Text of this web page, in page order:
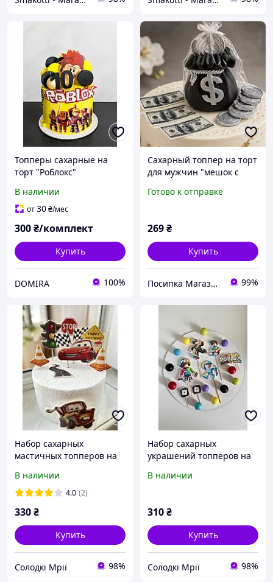
Топперы сахарные на
торт "Роблокс"
В наличии
от30₴/мес
300₴/комплект
Купить
DOMIRA 100%
Сахарный топпер на торт
для мужчин "мешок с
Готово к отправке
269₴
Купить
Посипка Магазин декору тортиків 99%
Набор сахарных
мастичных топперов на
В наличии
4.0 (2)
330₴
Купить
Солодкі Мрії 98%
Набор сахарных
украшений топперов на
В наличии
310₴
Купить
Солодкі Мрії 98%